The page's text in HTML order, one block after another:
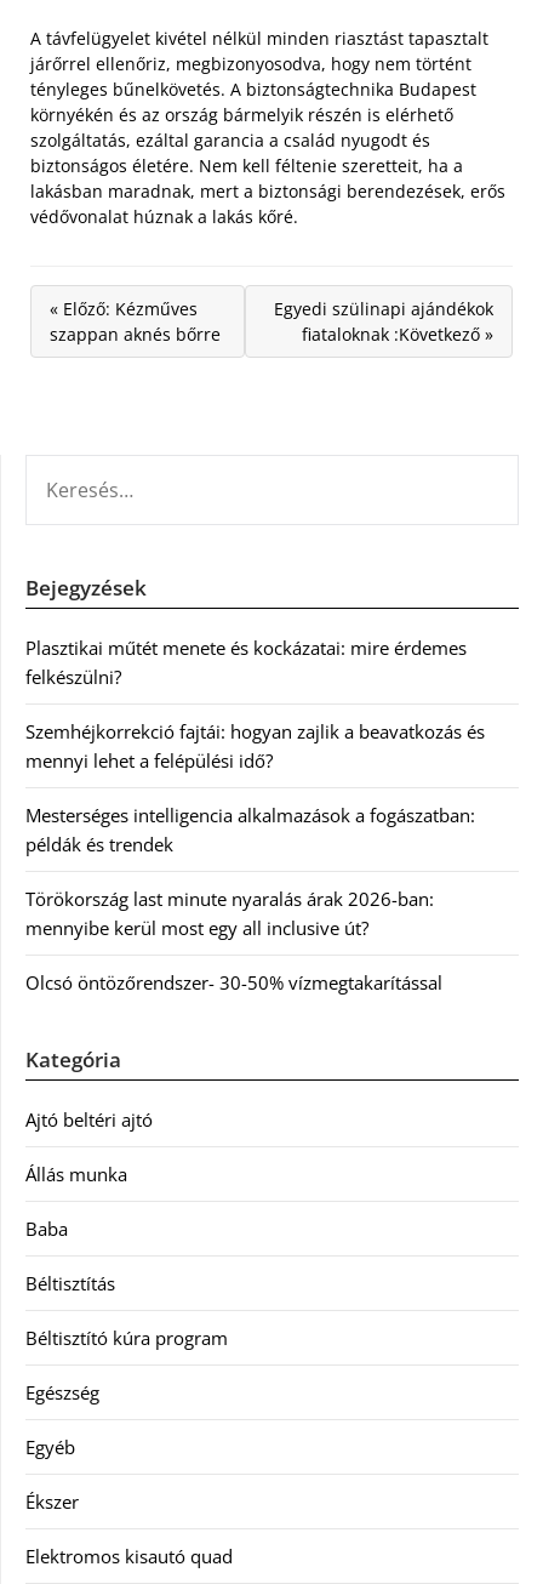
A távfelügyelet kivétel nélkül minden riasztást tapasztalt
járőrrel ellenőriz, megbizonyosodva, hogy nem történt
tényleges bűnelkövetés. A biztonságtechnika Budapest
környékén és az ország bármelyik részén is elérhető
szolgáltatás, ezáltal garancia a család nyugodt és
biztonságos életére. Nem kell féltenie szeretteit, ha a
lakásban maradnak, mert a biztonsági berendezések, erős
védővonalat húznak a lakás kőré.
« Előző: Kézműves
szappan aknés bőrre
Egyedi szülinapi ajándékok
fiataloknak :Következő »
Bejegyzések
Plasztikai műtét menete és kockázatai: mire érdemes
felkészülni?
Szemhéjkorrekció fajtái: hogyan zajlik a beavatkozás és
mennyi lehet a felépülési idő?
Mesterséges intelligencia alkalmazások a fogászatban:
példák és trendek
Törökország last minute nyaralás árak 2026-ban:
mennyibe kerül most egy all inclusive út?
Olcsó öntözőrendszer- 30-50% vízmegtakarítással
Kategória
Ajtó beltéri ajtó
Állás munka
Baba
Béltisztítás
Béltisztító kúra program
Egészség
Egyéb
Ékszer
Elektromos kisautó quad